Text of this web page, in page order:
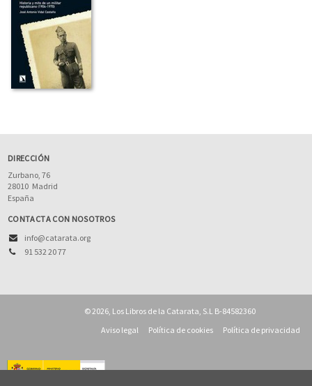
DIRECCIÓN
Zurbano, 76
28010 Madrid
España
CONTACTA CON NOSOTROS
info@catarata.org
91 532 20 77
© 2026, Los Libros de la Catarata, S.L B-84582360
Aviso legal
Política de cookies Política de privacidad